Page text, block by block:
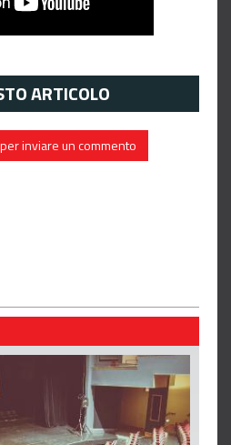
ARTICOLO
inviare un commento